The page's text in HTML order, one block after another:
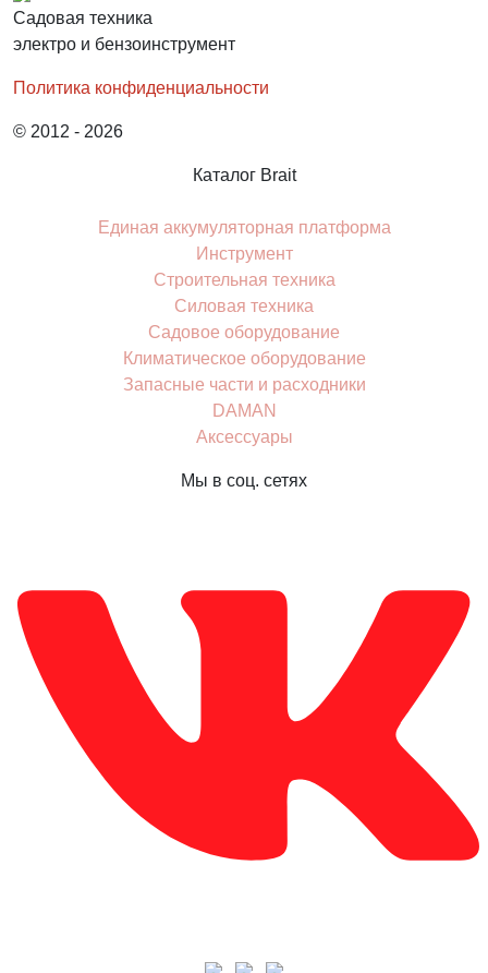
Садовая техника
электро и бензоинструмент
Политика конфиденциальности
© 2012 - 2026
Каталог Brait
Единая аккумуляторная платформа
Инcтрумент
Строительная техника
Силовая техника
Садовое оборудование
Климатическое оборудование
Запасные части и расходники
DAMAN
Аксессуары
Мы в соц. сетях